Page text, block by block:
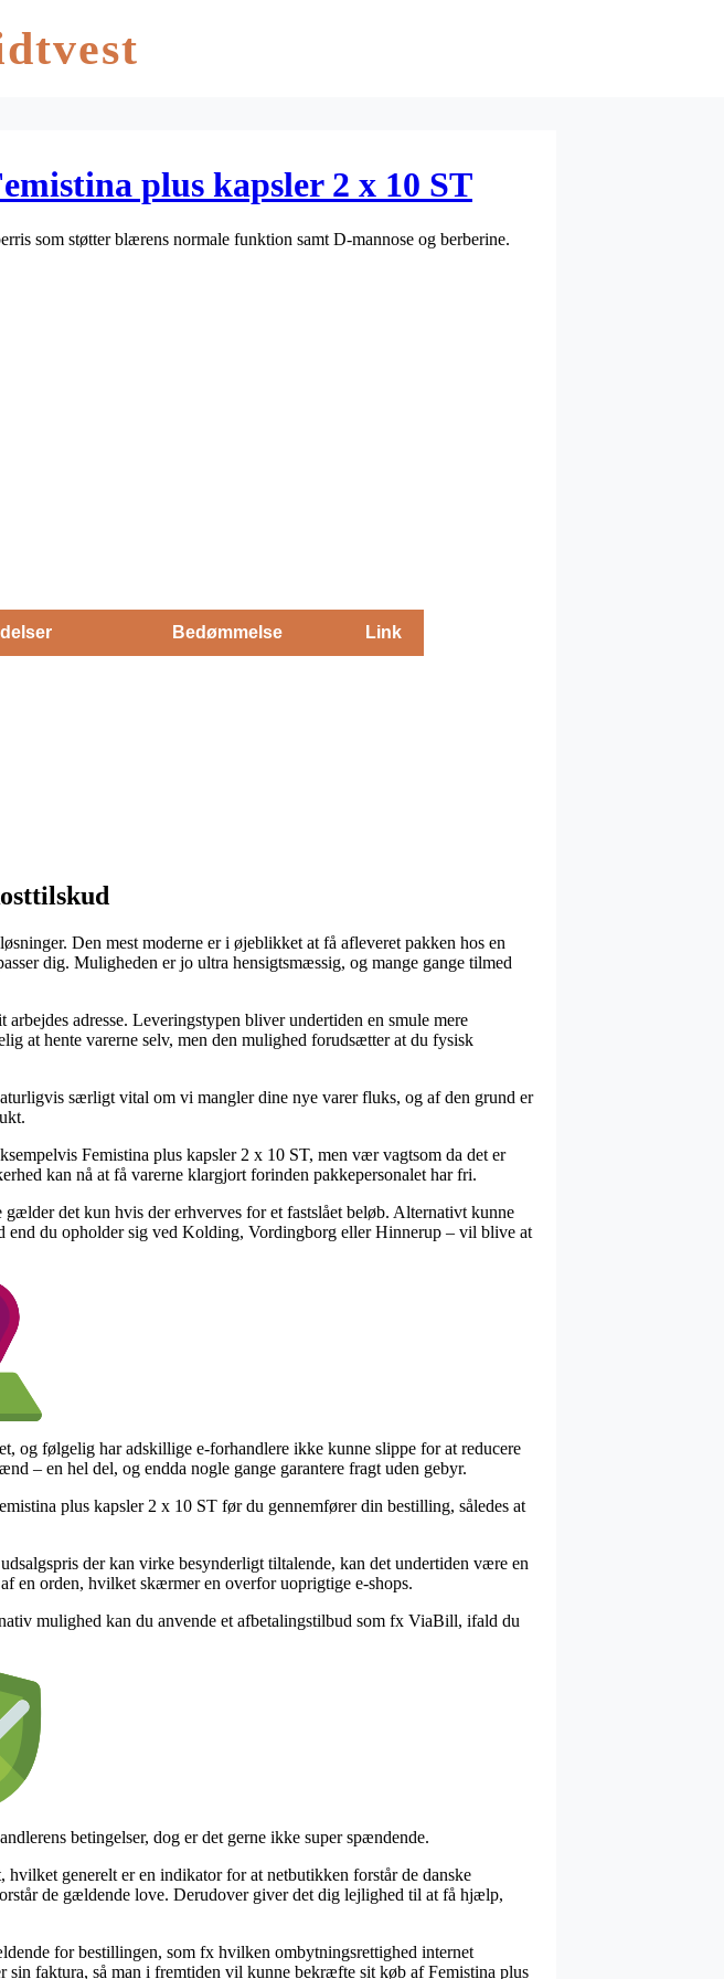
plus kapsler 2 x 10 ST
som støtter blærens normale funktion samt D-mannose og berberine.
Bedømmelse Link
Den mest moderne er i øjeblikket at få afleveret pakken hos en
dig. Muligheden er jo ultra hensigtsmæssig, og mange gange tilmed
adresse. Leveringstypen bliver undertiden en smule mere
at hente varerne selv, men den mulighed forudsætter at du fysisk
særligt vital om vi mangler dine nye varer fluks, og af den grund er
Femistina plus kapsler 2 x 10 ST, men vær vagtsom da det er
kan nå at få varerne klargjort forinden pakkepersonalet har fri.
det kun hvis der erhverves for et fastslået beløb. Alternativt kunne
du opholder sig ved Kolding, Vordingborg eller Hinnerup – vil blive at
og følgelig har adskillige e-forhandlere ikke kunne slippe for at reducere
– en hel del, og endda nogle gange garantere fragt uden gebyr.
plus kapsler 2 x 10 ST før du gennemfører din bestilling, således at
der kan virke besynderligt tiltalende, kan det undertiden være en
en orden, hvilket skærmer en overfor uoprigtige e-shops.
mulighed kan du anvende et afbetalingstilbud som fx ViaBill, ifald du
betingelser, dog er det gerne ikke super spændende.
generelt er en indikator for at netbutikken forstår de danske
de gældende love. Derudover giver det dig lejlighed til at få hjælp,
for bestillingen, som fx hvilken ombytningsrettighed internet
sin faktura, så man i fremtiden vil kunne bekræfte sit køb af Femistina plus